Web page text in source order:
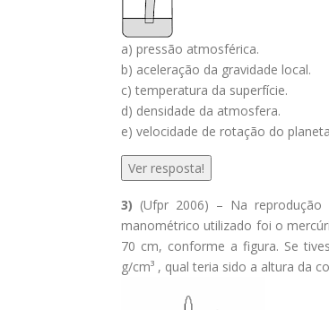
a) pressão atmosférica.
b) aceleração da gravidade local.
c) temperatura da superfície.
d) densidade da atmosfera.
e) velocidade de rotação do
Ver resposta!
3) (Ufpr 2006) – Na
manométrico utilizado foi o
70 cm, conforme a figura. Se
g/cm³ , qual teria sido a altura da